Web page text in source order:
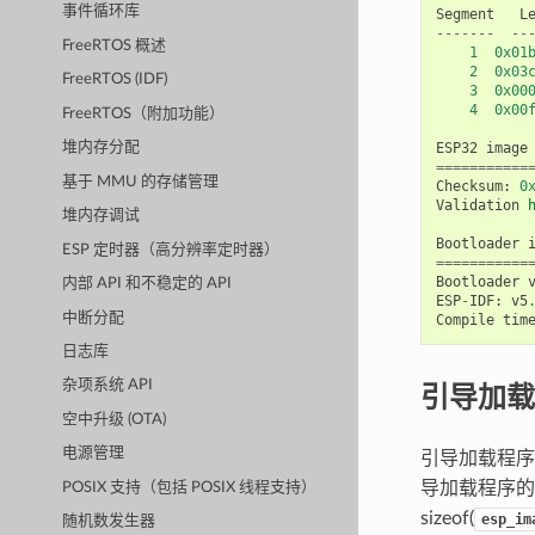
事件循环库
FreeRTOS 概述
FreeRTOS (IDF)
FreeRTOS（附加功能）
堆内存分配
基于 MMU 的存储管理
堆内存调试
ESP 定时器（高分辨率定时器）
内部 API 和不稳定的 API
中断分配
日志库
杂项系统 API
空中升级 (OTA)
电源管理
POSIX 支持（包括 POSIX 线程支持）
随机数发生器
Segment
-------
1
2
3
4
ESP32 image
Checksum:
Validation
Bootloader
Bootloader
ESP- IDF: v5
Compile time
引导加
引导加载程
导加载程序
sizeof(